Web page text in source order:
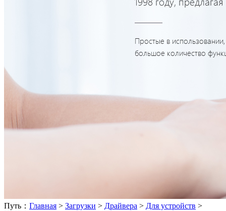
Путь： Главная > Загрузки > Драйвера > Для устройств >